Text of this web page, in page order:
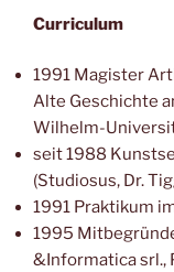
Curriculum
1991 Magister
Alte Geschichte
Wilhelm-
seit 1988
(Studiosus, Dr.
1991 Praktikum
1995
&Informatica srl.,